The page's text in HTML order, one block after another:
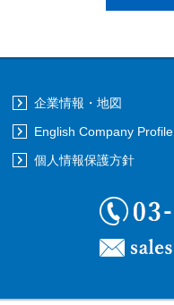
企業情報・地図
English Company Profile
個人情報保護方針